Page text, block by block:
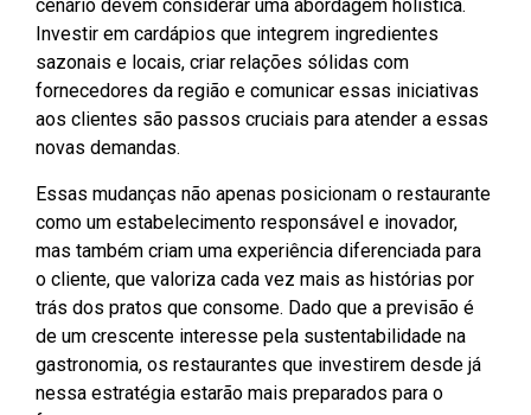
cenário devem considerar uma abordagem holística.
Investir em cardápios que integrem ingredientes
sazonais e locais, criar relações sólidas com
fornecedores da região e comunicar essas iniciativas
aos clientes são passos cruciais para atender a essas
novas demandas.
Essas mudanças não apenas posicionam o restaurante
como um estabelecimento responsável e inovador,
mas também criam uma experiência diferenciada para
o cliente, que valoriza cada vez mais as histórias por
trás dos pratos que consome. Dado que a previsão é
de um crescente interesse pela sustentabilidade na
gastronomia, os restaurantes que investirem desde já
nessa estratégia estarão mais preparados para o